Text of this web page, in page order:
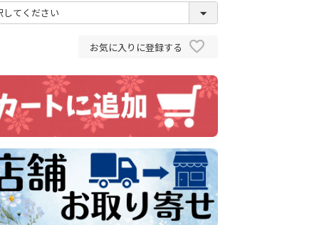
お気に入りに登録する